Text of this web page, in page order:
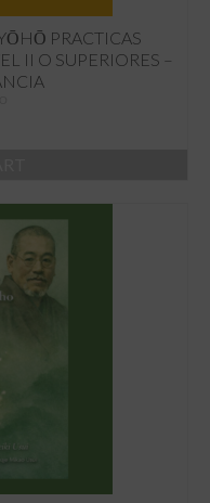
PRACTICAS
II O SUPERIORES –